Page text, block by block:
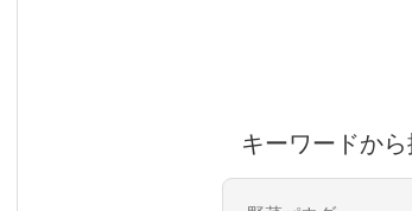
キーワードか